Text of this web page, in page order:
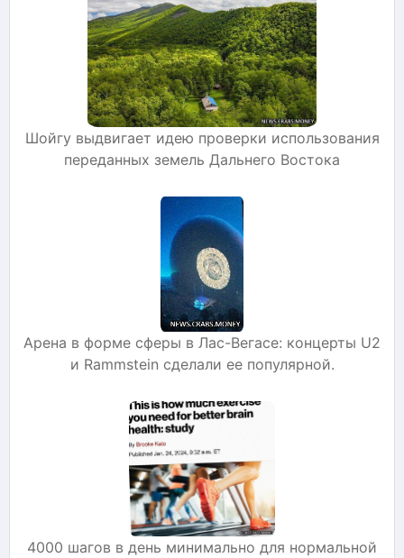
Шойгу выдвигает идею проверки использования
переданных земель Дальнего Востока
Арена в форме сферы в Лас-Вегасе: концерты U2
и Rammstein сделали ее популярной.
4000 шагов в день минимально для нормальной